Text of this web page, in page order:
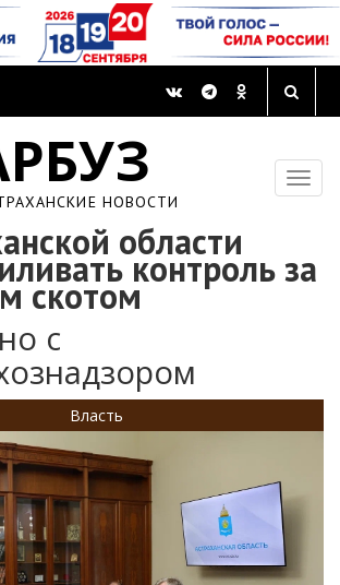
НОВОСТИ
области
контроль за
скотом
с
Власть